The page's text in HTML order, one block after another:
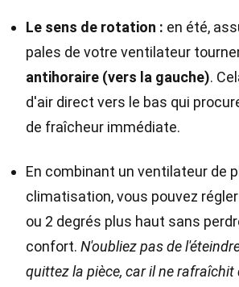
Le sens de rotation : en été,
pales de votre ventilateur
antihoraire (vers la gauche).
d'air direct vers le bas qui
de fraîcheur immédiate.
En combinant un ventilateur de
climatisation, vous pouvez
ou 2 degrés plus haut sans
confort. N'oubliez pas de
quittez la pièce, car il ne rafraîchit